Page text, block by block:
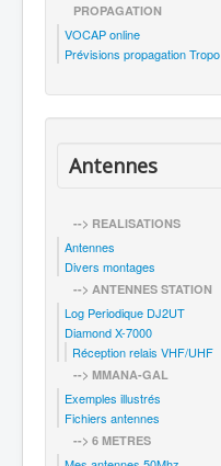
PROPAGATION
VOCAP online
Prévisions propagation Tropo
Antennes
--> REALISATIONS
Antennes
Divers montages
--> ANTENNES STATION
Log Periodique DJ2UT
Diamond X-7000
Réception relais VHF/UHF
--> MMANA-GAL
Exemples illustrés
Fichiers antennes
--> 6 METRES